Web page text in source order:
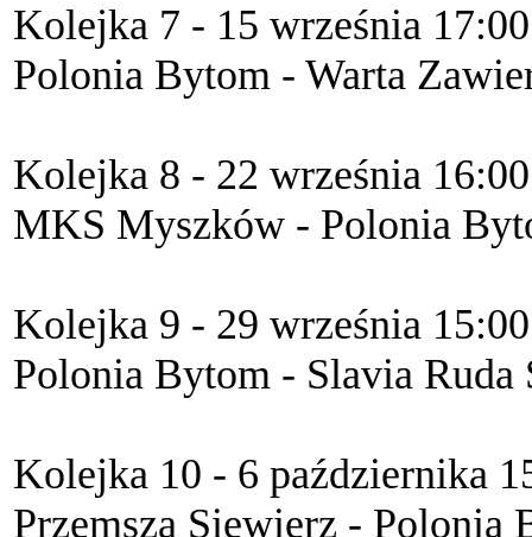
Kolejka 7 - 15 września 17:00
Polonia Bytom - Warta
Kolejka 8 - 22 września 16:00
MKS Myszków - Polonia
Kolejka 9 - 29 września 15:00
Polonia Bytom - Slavia Ruda
Kolejka 10 - 6 października
Przemsza Siewierz - Polonia